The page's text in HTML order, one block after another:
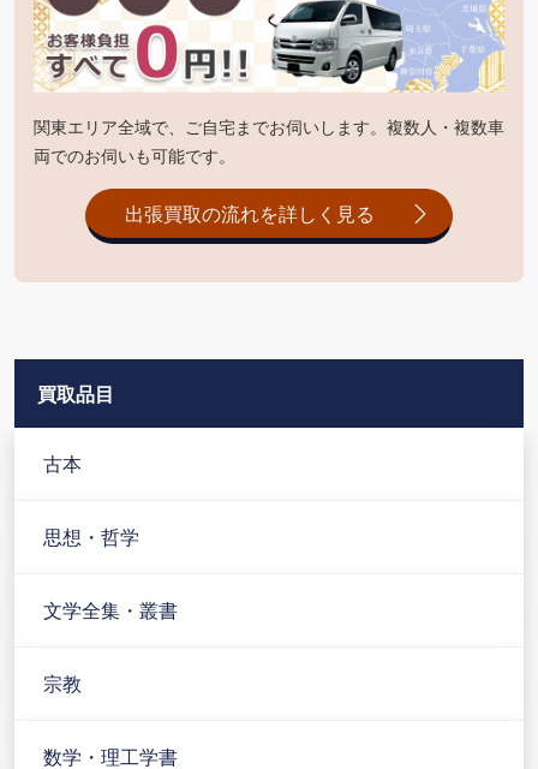
関東エリア全域で、ご自宅までお伺いします。複数人・複数車
両でのお伺いも可能です。
出張買取の流れを詳しく見る
買取品目
古本
思想・哲学
文学全集・叢書
宗教
数学・理工学書